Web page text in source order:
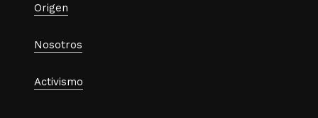
Origen
Nosotros
Activismo